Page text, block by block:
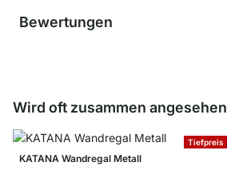
Bewertungen
Wird oft zusammen angesehen
Tiefpreis
KATANA Wandregal Metall